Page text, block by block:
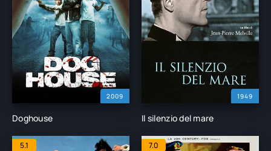
2009
Doghouse
1949
Il silenzio del mare
5.1 7.0